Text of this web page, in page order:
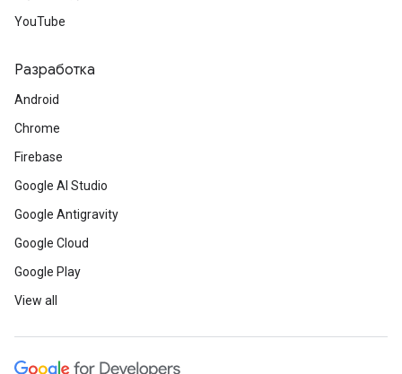
YouTube
Разработка
Android
Chrome
Firebase
Google AI Studio
Google Antigravity
Google Cloud
Google Play
View all